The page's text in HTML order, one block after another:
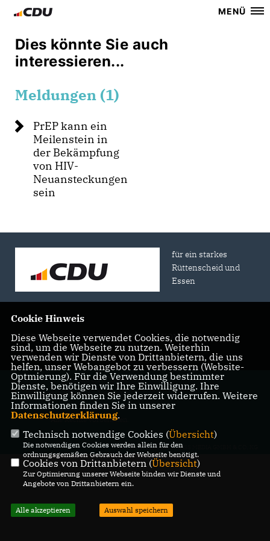
MENÜ
Dies könnte Sie auch
interessieren...
Meldungen (1)
PrEP kann ein
Meilenstein in
der Bekämpfung
von HIV-
Neuansteckungen
sein
für ein starkes
Rüttenscheid und
Essen
IMPRESSUM DATENSCHUTZ KONTAKT
@2026 CDU Essen;
Kreisgeschäftsstelle - Benjamin
Daniel Thomas
Alle Rechte vorbehalten.
REALISATION: SHARKNESS MEDIA GMBH & CO. KG
Cookie Hinweis
Diese Webseite verwendet Cookies, die notwendig
sind, um die Webseite zu nutzen. Weiterhin
verwenden wir Dienste von Drittanbietern, die uns
helfen, unser Webangebot zu verbessern (Website-
Optmierung). Für die Verwendung bestimmter
Dienste, benötigen wir Ihre Einwilligung. Ihre
Einwilligung können Sie jederzeit widerrufen. Weitere
Informationen finden Sie in unserer
Datenschutzerklärung.
Technisch notwendige Cookies (Übersicht)
Die notwendigen Cookies werden allein für den
ordnungsgemäßen Gebrauch der Webseite benötigt.
Cookies von Drittanbietern (Übersicht)
Zur Optimierung unserer Webseite binden wir Dienste und
Angebote von Drittanbietern ein.
Alle akzeptieren Auswahl speichern